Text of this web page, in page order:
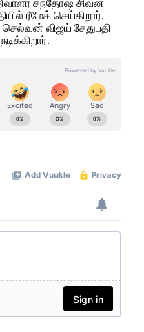
சந்தோஷ் சிவன்
ரீமேக் செய்கிறார்.
செல்வன் விஜய் சேதுபதி